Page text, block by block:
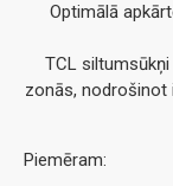
Optimālā
TCL
zonās, nodrošinot
Piemēram: